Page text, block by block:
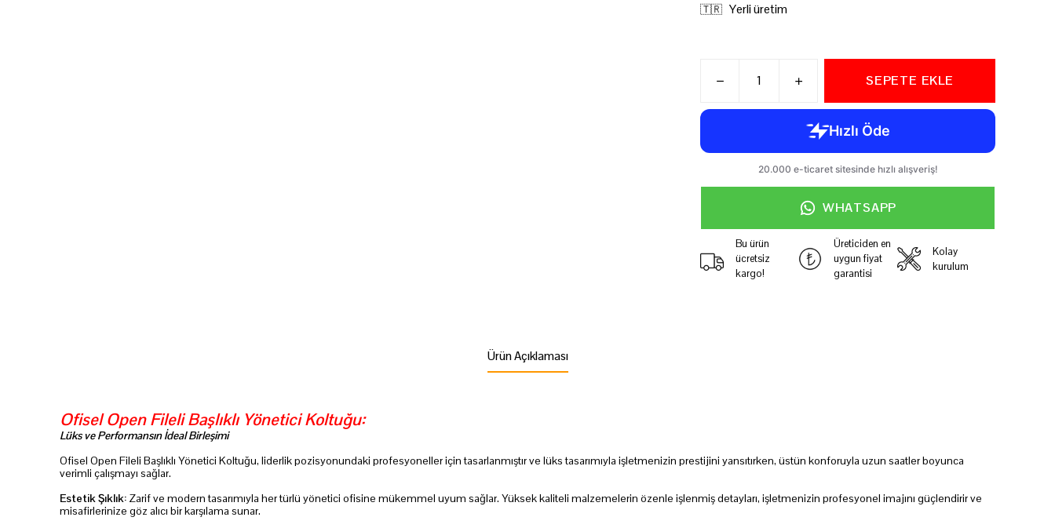
🇹🇷 Yerli üretim
SEPETE EKLE
WHATSAPP
Bu ürün
ücretsiz
kargo!
Üreticiden en
uygun fiyat
garantisi
Kolay
kurulum
Ürün Açıklaması
Ofisel Open Fileli Başlıklı Yönetici Koltuğu:
Lüks ve Performansın İdeal Birleşimi
Ofisel Open Fileli Başlıklı Yönetici Koltuğu, liderlik pozisyonundaki profesyoneller için tasarlanmıştır ve lüks tasarımıyla işletmenizin prestijini yansıtırken, üstün konforuyla uzun saatler boyunca
verimli çalışmayı sağlar.
Estetik Şıklık: Zarif ve modern tasarımıyla her türlü yönetici ofisine mükemmel uyum sağlar. Yüksek kaliteli malzemelerin özenle işlenmiş detayları, işletmenizin profesyonel imajını güçlendirir ve
misafirlerinize göz alıcı bir karşılama sunar.